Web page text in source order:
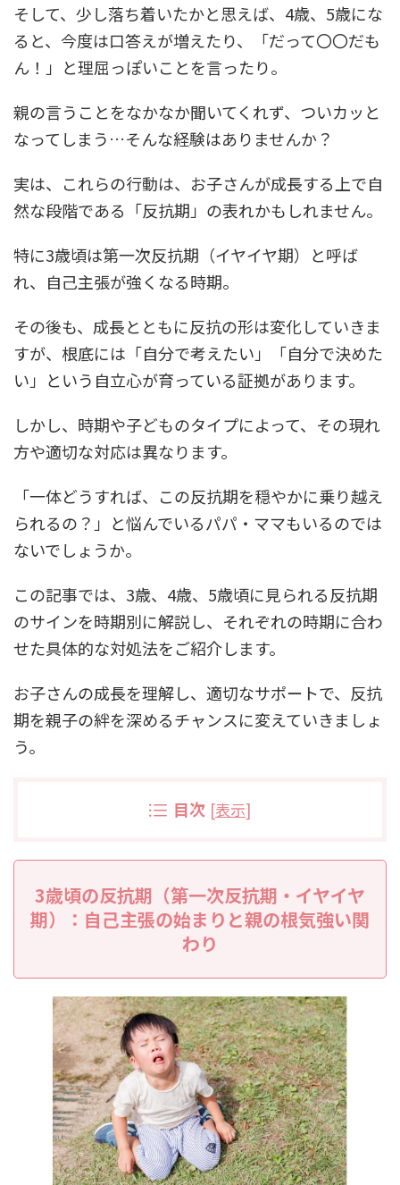
そして、少し落ち着いたかと思えば、4歳、5歳にな
ると、今度は口答えが増えたり、「だって〇〇だも
ん！」と理屈っぽいことを言ったり。
親の言うことをなかなか聞いてくれず、ついカッと
なってしまう…そんな経験はありませんか？
実は、これらの行動は、お子さんが成長する上で自
然な段階である「反抗期」の表れかもしれません。
特に3歳頃は第一次反抗期（イヤイヤ期）と呼ば
れ、自己主張が強くなる時期。
その後も、成長とともに反抗の形は変化していきま
すが、根底には「自分で考えたい」「自分で決めた
い」という自立心が育っている証拠があります。
しかし、時期や子どものタイプによって、その現れ
方や適切な対応は異なります。
「一体どうすれば、この反抗期を穏やかに乗り越え
られるの？」と悩んでいるパパ・ママもいるのでは
ないでしょうか。
この記事では、3歳、4歳、5歳頃に見られる反抗期
のサインを時期別に解説し、それぞれの時期に合わ
せた具体的な対処法をご紹介します。
お子さんの成長を理解し、適切なサポートで、反抗
期を親子の絆を深めるチャンスに変えていきましょ
う。
目次 [表示]
3歳頃の反抗期（第一次反抗期・イヤイヤ
期）：自己主張の始まりと親の根気強い関
わり